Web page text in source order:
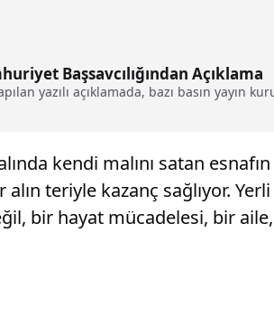
Başsavcılığından Açıklama
yazılı açıklamada, bazı basın yayın
kendi malını satan
teriyle kazanç sağlıyor.
bir hayat mücadelesi, bir